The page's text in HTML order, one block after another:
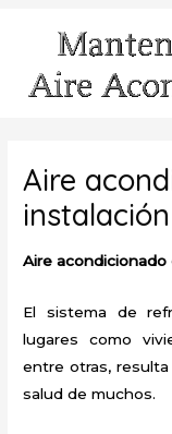
contenido
Aire
Aire
El sistema de
lugares como
entre otras,
salud de muchos.